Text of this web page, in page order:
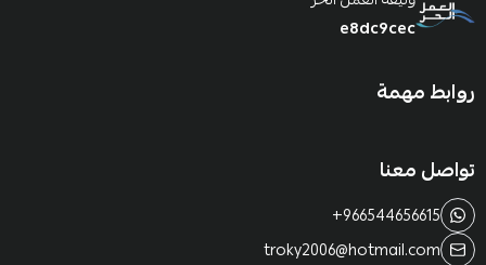
e8dc9cec
روابط مهمة
تواصل معنا
+966544656615
troky2006@hotmail.com